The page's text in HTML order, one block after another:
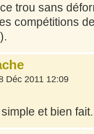
trou sans
compétitions
Déc 2011 12:09
et bien fait.